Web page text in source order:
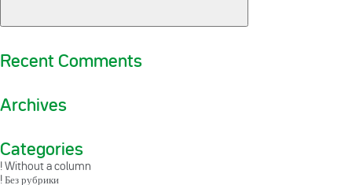
Recent Comments
Archives
Categories
! Without a column
! Без рубрики